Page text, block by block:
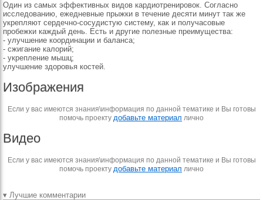
Один из самых эффективных видов кардиотренировок. Согласно
исследованию, ежедневные прыжки в течение десяти минут так же
укрепляют сердечно-сосудистую систему, как и получасовые
пробежки каждый день. Есть и другие полезные преимущества:
- улучшение координации и баланса;
- сжигание калорий;
- укрепление мышц;
улучшение здоровья костей.
Изображения
Если у вас имеются знания\информация по данной тематике и Вы готовы
помочь проекту добавьте материал лично
Видео
Если у вас имеются знания\информация по данной тематике и Вы готовы
помочь проекту добавьте материал лично
▾ Лучшие комментарии